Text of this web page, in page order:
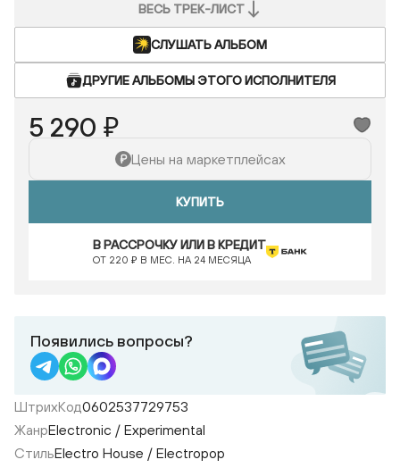
ВЕСЬ ТРЕК-ЛИСТ
СЛУШАТЬ АЛЬБОМ
ДРУГИЕ АЛЬБОМЫ ЭТОГО ИСПОЛНИТЕЛЯ
5 290 ₽
Цены на маркетплейсах
КУПИТЬ
В РАССРОЧКУ ИЛИ В КРЕДИТ
ОТ 220 ₽ В МЕС. НА 24 МЕСЯЦА
Появились вопросы?
ШтрихКод0602537729753
ЖанрElectronic / Experimental
СтильElectro House / Electropop